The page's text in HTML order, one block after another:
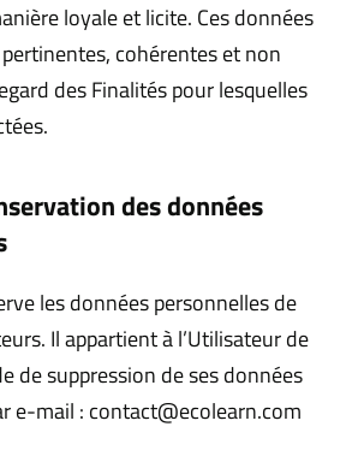
loyale et licite. Ces données
cohérentes et non
des Finalités pour lesquelles
des données
les données personnelles de
Il appartient à l’Utilisateur de
de suppression de ses données
e-mail : contact@ecolearn.com